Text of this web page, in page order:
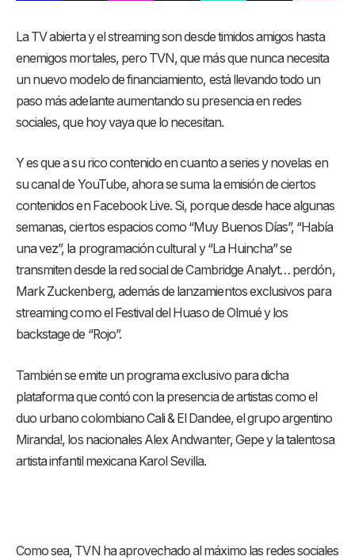
La TV abierta y el streaming son desde timidos amigos hasta
enemigos mortales, pero TVN, que más que nunca necesita
un nuevo modelo de financiamiento, está llevando todo un
paso más adelante aumentando su presencia en redes
sociales, que hoy vaya que lo necesitan.
Y es que a su rico contenido en cuanto a series y novelas en
su canal de YouTube, ahora se suma la emisión de ciertos
contenidos en Facebook Live. Si, porque desde hace algunas
semanas, ciertos espacios como “Muy Buenos Días”, “Había
una vez”, la programación cultural y “La Huincha” se
transmiten desde la red social de Cambridge Analyt… perdón,
Mark Zuckenberg, además de lanzamientos exclusivos para
streaming como el Festival del Huaso de Olmué y los
backstage de “Rojo”.
También se emite un programa exclusivo para dicha
plataforma que contó con la presencia de artistas como el
duo urbano colombiano Cali & El Dandee, el grupo argentino
Miranda!, los nacionales Alex Andwanter, Gepe y la talentosa
artista infantil mexicana Karol Sevilla.
Como sea, TVN ha aprovechado al máximo las redes sociales